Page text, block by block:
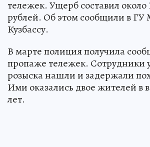
тележек. Ущерб составил около
рублей. Об этом сообщили в
Кузбассу.
В марте полиция получила
пропаже тележек. Сотрудники
розыска нашли и задержали
Ими оказались двое жителей в
лет.